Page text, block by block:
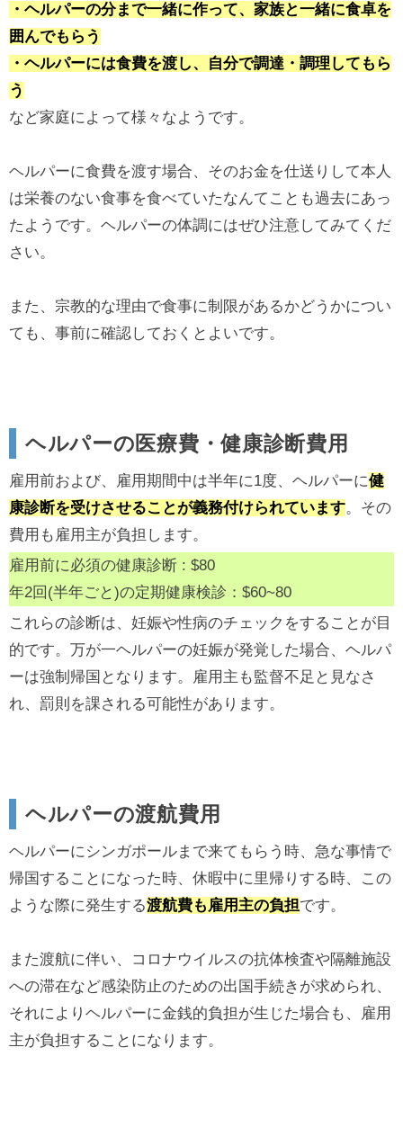
・ヘルパーの分まで一緒に作って、家族と一緒に食卓を
囲んでもらう
・ヘルパーには食費を渡し、自分で調達・調理してもら
う
など家庭によって様々なようです。
ヘルパーに食費を渡す場合、そのお金を仕送りして本人
は栄養のない食事を食べていたなんてことも過去にあっ
たようです。ヘルパーの体調にはぜひ注意してみてくだ
さい。
また、宗教的な理由で食事に制限があるかどうかについ
ても、事前に確認しておくとよいです。
ヘルパーの医療費・健康診断費用
雇用前および、雇用期間中は半年に1度、ヘルパーに健
康診断を受けさせることが義務付けられています。その
費用も雇用主が負担します。
雇用前に必須の健康診断 : $80
年2回(半年ごと)の定期健康検診：$60~80
これらの診断は、妊娠や性病のチェックをすることが目
的です。万が一ヘルパーの妊娠が発覚した場合、ヘルパ
ーは強制帰国となります。雇用主も監督不足と見なさ
れ、罰則を課される可能性があります。
ヘルパーの渡航費用
ヘルパーにシンガポールまで来てもらう時、急な事情で
帰国することになった時、休暇中に里帰りする時、この
ような際に発生する渡航費も雇用主の負担です。
また渡航に伴い、コロナウイルスの抗体検査や隔離施設
への滞在など感染防止のための出国手続きが求められ、
それによりヘルパーに金銭的負担が生じた場合も、雇用
主が負担することになります。